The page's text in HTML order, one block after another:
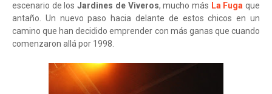
escenario de losJardines de Viveros, mucho más La Fuga que
antaño. Un nuevo paso hacia delante de estos chicos en un
camino que han decidido emprender con más ganas que cuando
comenzaron allá por 1998.